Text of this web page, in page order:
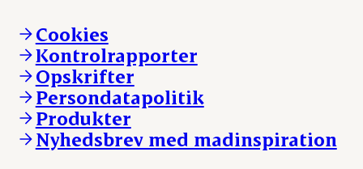
Vores resultater
Vores lokationer
Kontakt
Andelsejere - kreatur
Danishcrownprofessional.com
DAT-Schaub.com
ESS-FOOD.com
Fonden Dansk Gastronomi
KLS.se
nordicspoor.com
Scanhide.dk
Cookies
Kontrolrapporter
Opskrifter
Persondatapolitik
Produkter
Nyhedsbrev med madinspiration